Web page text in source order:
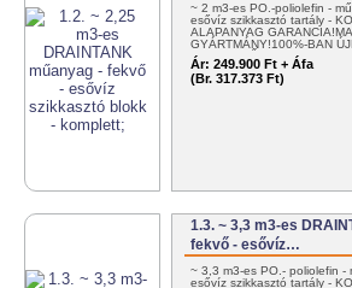
~ 2 m3-es PO.-poliolefin -
esővíz szikkasztó tartály -
ALAPANYAG
GYÁRTMÁNY!100%-BAN
EGYSZERŰEN…
Ár: 249.900 Ft + Áfa
(Br. 317.373 Ft)
1.3. ~ 3,3 m3-es
fekvő - esővíz…
~ 3,3 m3-es PO.- poliolefin -
esővíz szikkasztó tartály -